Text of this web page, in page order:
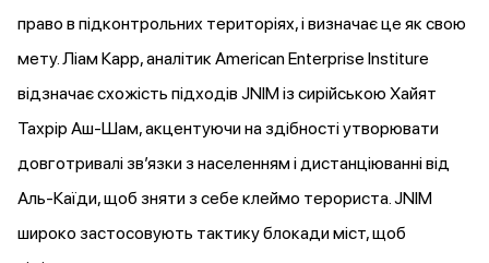
право в підконтрольних територіях, і визначає це як свою
мету. Ліам Карр, аналітик American Enterprise Institure
відзначаєсхожість підходів JNIM із сирійською Хайят
Тахрір Аш-Шам, акцентуючи на здібності утворювати
довготривалі зв’язки з населенням і дистанціюванні від
Аль-Каїди, щоб зняти з себе клеймо терориста. JNIM
широко застосовують тактику блокади міст, щоб